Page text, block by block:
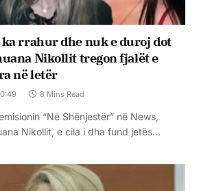
ka rrahur dhe nuk e duroj dot
Nikollit tregon fjalët e
në letër
8 Mins Read
“Në Shënjestër” në News,
Nikollit, e cila i dha fund jetës…